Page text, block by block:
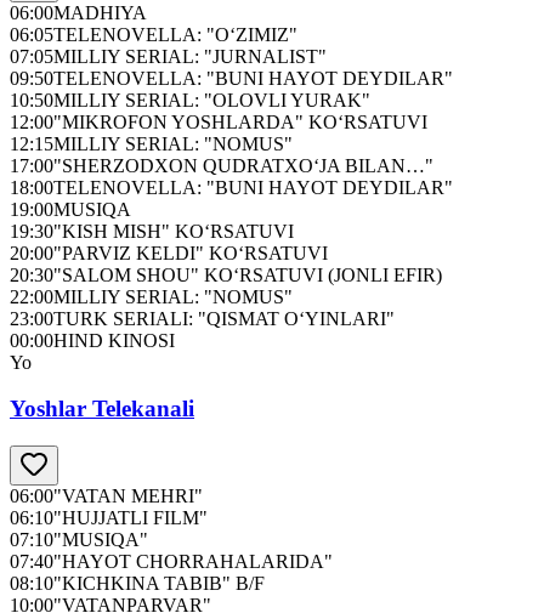
06:00MADHIYA
06:05TELENOVELLA: "O‘ZIMIZ"
07:05MILLIY SERIAL: "JURNALIST"
09:50TELENOVELLA: "BUNI HAYOT DEYDILAR"
10:50MILLIY SERIAL: "OLOVLI YURAK"
12:00"MIKROFON YOSHLARDA" KO‘RSATUVI
12:15MILLIY SERIAL: "NOMUS"
17:00"SHERZODXON QUDRATXO‘JA BILAN…"
18:00TELENOVELLA: "BUNI HAYOT DEYDILAR"
19:00MUSIQA
19:30"KISH MISH" KO‘RSATUVI
20:00"PARVIZ KELDI" KO‘RSATUVI
20:30"SALOM SHOU" KO‘RSATUVI (JONLI EFIR)
22:00MILLIY SERIAL: "NOMUS"
23:00TURK SERIALI: "QISMAT O‘YINLARI"
00:00HIND KINOSI
Yo
Yoshlar Telekanali
06:00"VATAN MEHRI"
06:10"HUJJATLI FILM"
07:10"MUSIQA"
07:40"HAYOT CHORRAHALARIDA"
08:10"KICHKINA TABIB" B/F
10:00"VATANPARVAR"